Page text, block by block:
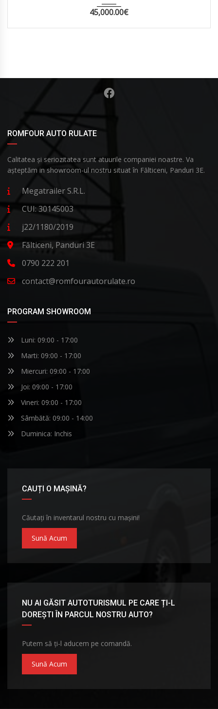
45,000.00€
ROMFOUR AUTO RULATE
Calitatea și seriozitatea sunt atuurile companiei noastre. Va
așteptăm in showroom-ul nostru situat în Fălticeni, Panduri 3E.
Megatrailer S.R.L.
CUI: 30145003
j22/1180/2019
Fălticeni, Panduri 3E
0790 222 201
contact@romfourautorulate.ro
PROGRAM SHOWROOM
Luni: 09:00 - 17:00
Marti: 09:00 - 17:00
Miercuri: 09:00 - 17:00
Joi: 09:00 - 17:00
Vineri: 09:00 - 17:00
Sâmbătă: 09:00 - 14:00
Duminica: Inchis
CAUȚI O MAȘINĂ?
Căutați în inventarul nostru cu mașini!
Sună Acum
NU AI GĂSIT AUTOTURISMUL PE CARE ȚI-L
DOREȘTI ÎN PARCUL NOSTRU AUTO?
Putem să ți-l aducem pe comandă.
Sună Acum